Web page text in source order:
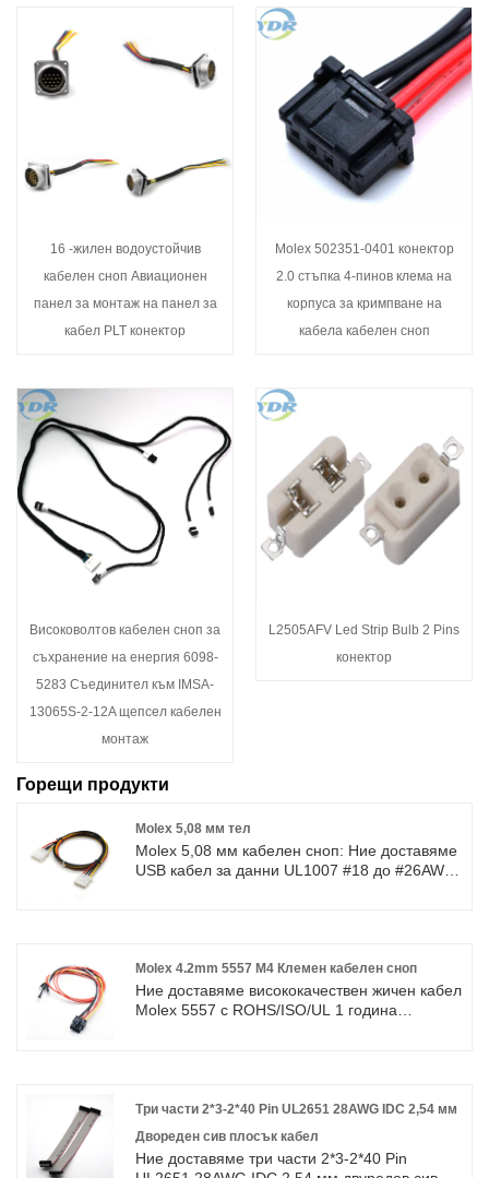
16 -жилен водоустойчив
кабелен сноп Авиационен
панел за монтаж на панел за
кабел PLT конектор
Molex 502351-0401 конектор
2.0 стъпка 4-пинов клема на
корпуса за кримпване на
кабела кабелен сноп
Високоволтов кабелен сноп за
съхранение на енергия 6098-
5283 Съединител към IMSA-
13065S-2-12A щепсел кабелен
монтаж
L2505AFV Led Strip Bulb 2 Pins
конектор
Горещи продукти
Molex 5,08 мм тел
Molex 5,08 мм кабелен сноп: Ние доставяме
USB кабел за данни UL1007 #18 до #26AWG
на 10 години, обхващайки по -голямата част
от пазара в Азия, Европа и Америка.
Очакваме да станем ваши дългосрочни
Molex 4.2mm 5557 M4 Клемен кабелен сноп
Ние доставяме висококачествен жичен кабел
Molex 5557 с ROHS/ISO/UL 1 година
Америка. Очакваме да станем ваши
дългосрочни партньори в Китай.
Три части 2*3-2*40 Pin UL2651 28AWG IDC 2,54 мм
Двореден сив плосък кабел
Ние доставяме три части 2*3-2*40 Pin